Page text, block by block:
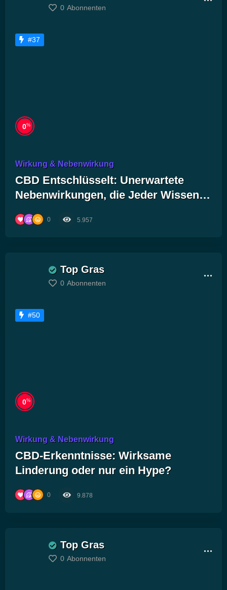
0 Abonnenten
#37
0%
Wirkung & Nebenwirkung
CBD Entschlüsselt: Unerwartete
Nebenwirkungen, die Jeder Wissen
0 5.957
Top Gras
0 Abonnenten
#50
0%
Wirkung & Nebenwirkung
CBD-Erkenntnisse: Wirksame
Linderung oder nur ein Hype?
0 9.878
Top Gras
0 Abonnenten